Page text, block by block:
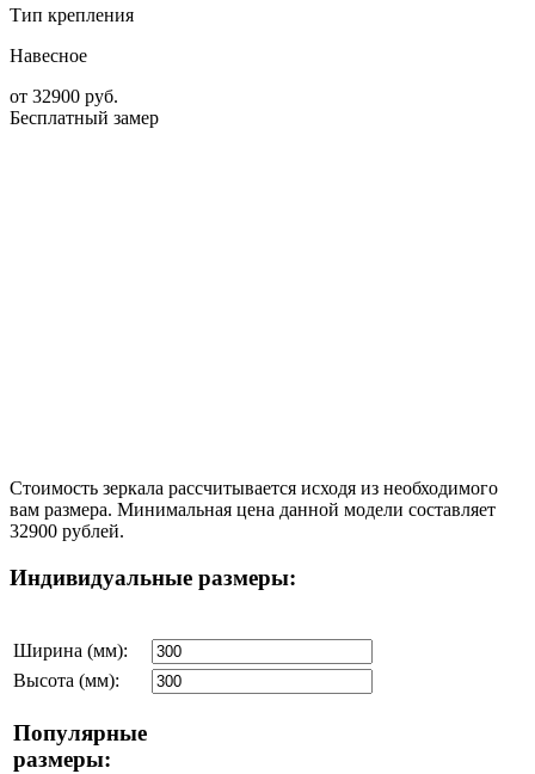
Тип крепления
Навесное
от 32900 руб.
Бесплатный замер
Стоимость зеркала рассчитывается исходя из необходимого
вам размера. Минимальная цена данной модели составляет
32900 рублей.
Индивидуальные размеры:
Ширина (мм):
Высота (мм):
Популярные
размеры: